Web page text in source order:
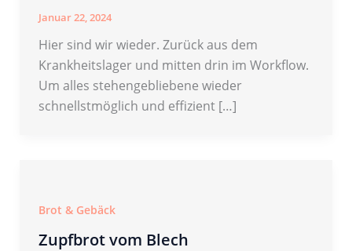
Januar 22, 2024
Hier sind wir wieder. Zurück aus dem
Krankheitslager und mitten drin im Workflow.
Um alles stehengebliebene wieder
schnellstmöglich und effizient […]
Brot & Gebäck
Zupfbrot vom Blech